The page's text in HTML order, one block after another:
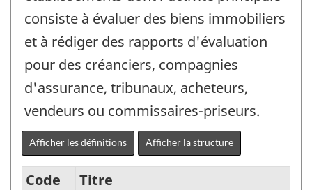
consiste à évaluer des biens immobiliers
et à rédiger des rapports d'évaluation
pour des créanciers, compagnies
d'assurance, tribunaux, acheteurs,
vendeurs ou commissaires-priseurs.
Afficher les définitions Afficher la structure
Code
Titre